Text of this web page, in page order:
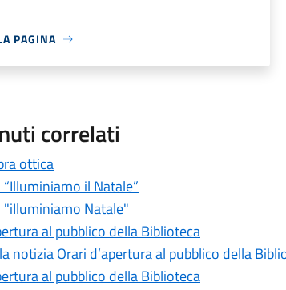
PAGINA
correlati
ottica
il Natale”
"iIluminiamo Natale"
al pubblico della Biblioteca
notizia Orari d’apertura al pubblico della
al pubblico della Biblioteca